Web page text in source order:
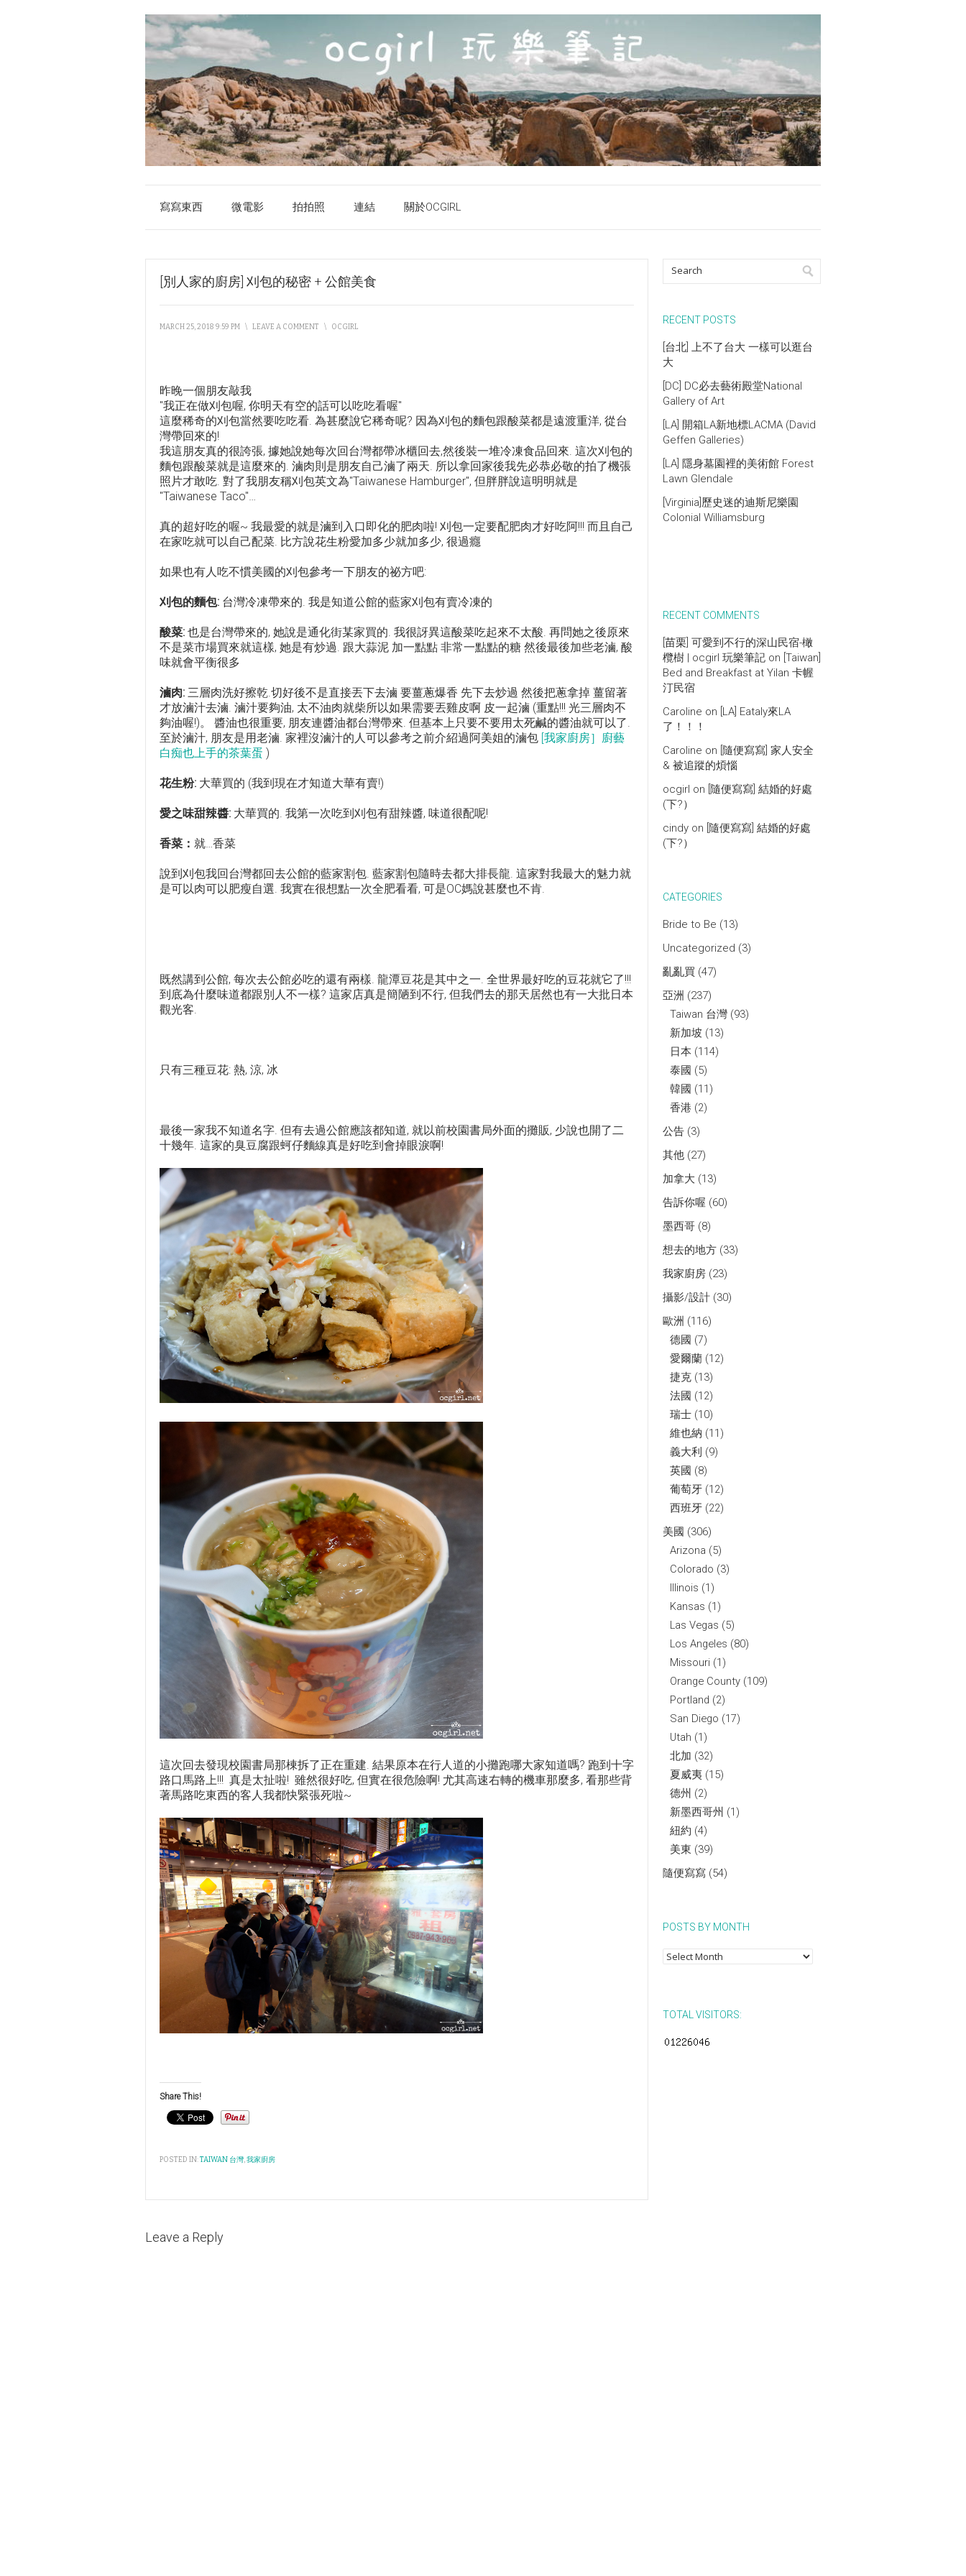
寫寫東西 微電影 拍拍照 連結 關於OCGIRL
[別人家的廚房] 刈包的秘密 + 公館美食
MARCH 25, 2018 9:59 PM \ LEAVE A COMMENT \ OCGIRL
昨晚一個朋友敲我
"我正在做刈包喔, 你明天有空的話可以吃吃看喔"
這麼稀奇的刈包當然要吃吃看. 為甚麼說它稀奇呢? 因為刈包的麵包跟酸菜都是遠渡重洋, 從台
灣帶回來的!
我這朋友真的很誇張, 據她說她每次回台灣都帶冰櫃回去,然後裝一堆冷凍食品回來. 這次刈包的
麵包跟酸菜就是這麼來的. 滷肉則是朋友自己滷了兩天. 所以拿回家後我先必恭必敬的拍了機張
照片才敢吃. 對了我朋友稱刈包英文為"Taiwanese Hamburger", 但胖胖說這明明就是
"Taiwanese Taco"…
真的超好吃的喔~ 我最愛的就是滷到入口即化的肥肉啦! 刈包一定要配肥肉才好吃阿!!! 而且自己
在家吃就可以自己配菜. 比方說花生粉愛加多少就加多少, 很過癮
如果也有人吃不慣美國的刈包參考一下朋友的祕方吧:
刈包的麵包: 台灣冷凍帶來的. 我是知道公館的藍家刈包有賣冷凍的
酸菜: 也是台灣帶來的, 她說是通化街某家買的. 我很訝異這酸菜吃起來不太酸. 再問她之後原來
不是菜市場買來就這樣, 她是有炒過. 跟大蒜泥 加一點點 非常一點點的糖 然後最後加些老滷, 酸
味就會平衡很多
滷肉: 三層肉洗好擦乾.切好後不是直接丟下去滷 要薑蔥爆香 先下去炒過 然後把蔥拿掉 薑留著
才放滷汁去滷. 滷汁要夠油, 太不油肉就柴所以如果需要丟雞皮啊 皮一起滷 (重點!!! 光三層肉不
夠油喔!)。 醬油也很重要, 朋友連醬油都台灣帶來. 但基本上只要不要用太死鹹的醬油就可以了.
至於滷汁, 朋友是用老滷. 家裡沒滷汁的人可以參考之前介紹過阿美姐的滷包 [我家廚房］廚藝
白痴也上手的茶葉蛋 )
花生粉: 大華買的 (我到現在才知道大華有賣!)
愛之味甜辣醬: 大華買的. 我第一次吃到刈包有甜辣醬, 味道很配呢!
香菜： 就…香菜
說到刈包我回台灣都回去公館的藍家割包. 藍家割包隨時去都大排長龍. 這家對我最大的魅力就
是可以肉可以肥瘦自選. 我實在很想點一次全肥看看, 可是OC媽說甚麼也不肯.
既然講到公館, 每次去公館必吃的還有兩樣. 龍潭豆花是其中之一. 全世界最好吃的豆花就它了!!!
到底為什麼味道都跟別人不一樣? 這家店真是簡陋到不行, 但我們去的那天居然也有一大批日本
觀光客.
只有三種豆花: 熱, 涼, 冰
最後一家我不知道名字. 但有去過公館應該都知道, 就以前校園書局外面的攤販, 少說也開了二
十幾年. 這家的臭豆腐跟蚵仔麵線真是好吃到會掉眼淚啊!
這次回去發現校園書局那棟拆了正在重建. 結果原本在行人道的小攤跑哪大家知道嗎? 跑到十字
路口馬路上!!! 真是太扯啦! 雖然很好吃, 但實在很危險啊! 尤其高速右轉的機車那麼多, 看那些背
著馬路吃東西的客人我都快緊張死啦~
Share This!
POSTED IN:TAIWAN 台灣,我家廚房
Leave a Reply
RECENT POSTS
[台北] 上不了台大 一樣可以逛台
大
[DC] DC必去藝術殿堂National
Gallery of Art
[LA] 開箱LA新地標LACMA (David
Geffen Galleries)
[LA] 隱身墓園裡的美術館 Forest
Lawn Glendale
[Virginia]歷史迷的迪斯尼樂園
Colonial Williamsburg
RECENT COMMENTS
[苗栗] 可愛到不行的深山民宿-橄
欖樹 | ocgirl 玩樂筆記 on [Taiwan]
Bed and Breakfast at Yilan 卡幄
汀民宿
Caroline on [LA] Eataly來LA
了！！！
Caroline on [隨便寫寫] 家人安全
& 被追蹤的煩惱
ocgirl on [隨便寫寫] 結婚的好處
(下?）
cindy on [隨便寫寫] 結婚的好處
(下?）
CATEGORIES
Bride to Be (13)
Uncategorized (3)
亂亂買 (47)
亞洲 (237)
Taiwan 台灣 (93)
新加坡 (13)
日本 (114)
泰國 (5)
韓國 (11)
香港 (2)
公告 (3)
其他 (27)
加拿大 (13)
告訴你喔 (60)
墨西哥 (8)
想去的地方 (33)
我家廚房 (23)
攝影/設計 (30)
歐洲 (116)
德國 (7)
愛爾蘭 (12)
捷克 (13)
法國 (12)
瑞士 (10)
維也納 (11)
義大利 (9)
英國 (8)
葡萄牙 (12)
西班牙 (22)
美國 (306)
Arizona (5)
Colorado (3)
Illinois (1)
Kansas (1)
Las Vegas (5)
Los Angeles (80)
Missouri (1)
Orange County (109)
Portland (2)
San Diego (17)
Utah (1)
北加 (32)
夏威夷 (15)
德州 (2)
新墨西哥州 (1)
紐約 (4)
美東 (39)
隨便寫寫 (54)
POSTS BY MONTH
Posts
TOTAL VISITORS: